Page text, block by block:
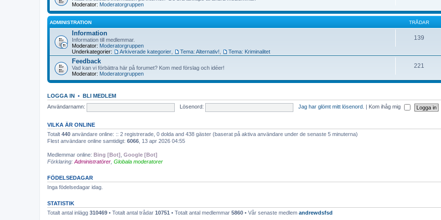
Moderator: Moderatorgruppen
ADMINISTRATION TRÅDAR
Information
Information till medlemmar.
Moderator: Moderatorgruppen
Underkategorier:
Arkiverade kategorier Tema: Alternativ! Tema: Kriminalitet
139
Feedback
Vad kan vi förbättra här på forumet? Kom med förslag och idéer!
Moderator: Moderatorgruppen
221
LOGGA IN • BLI MEDLEM
Användarnamn:
Lösenord: Jag har glömt mitt lösenord. Kom ihåg mig
VILKA ÄR ONLINE
Totalt 440 användare online: :: 2 registrerade, 0 dolda and 438 gäster (baserat på aktiva användare under de senaste 5 minuterna)
Flest användare online samtidigt: 6066 , 13 apr 2026 04:55
Medlemmar online: Bing [Bot] Google [Bot]
Förklaring: Administratörer Globala moderatorer
FÖDELSEDAGAR
Inga födelsedagar idag.
STATISTIK
Totalt antal inlägg 310469 • Totalt antal trådar 10751 • Totalt antal medlemmar 5860 • Vår senaste medlem andrewdsfsd